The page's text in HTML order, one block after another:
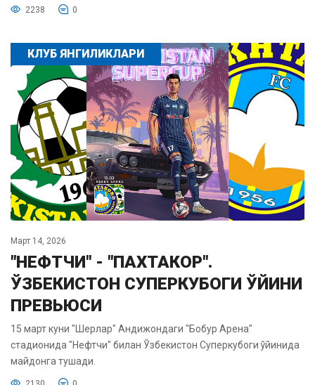
2238 0
КЛУБ ЯНГИЛИКЛАРИ
Март 14, 2026
"НЕФТЧИ" - "ПАХТАКОР".
ЎЗБЕКИСТОН СУПЕРКУБОГИ ЎЙИНИ
ПРЕВЬЮСИ
15 март куни "Шерлар" Андижондаги "Бобур Арена"
стадионида "Нефтчи" билан Ўзбекистон Суперкубоги ўйинида
майдонга тушади.